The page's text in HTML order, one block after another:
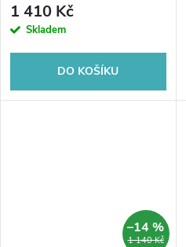
1 410 Kč
Skladem
DO KOŠÍKU
1 140 Kč
–14 %